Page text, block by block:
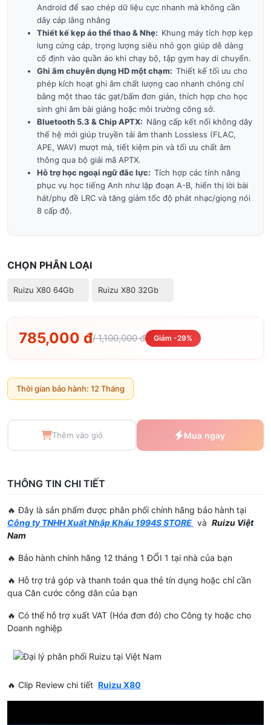
Android để sao chép dữ liệu cực nhanh mà không cần
dây cáp lằng nhằng
Thiết kế kẹp áo thể thao & Nhẹ: Khung máy tích hợp kẹp
lưng cứng cáp, trọng lượng siêu nhỏ gọn giúp dễ dàng
cố định vào quần áo khi chạy bộ, tập gym hay di chuyển.
Ghi âm chuyên dụng HD một chạm: Thiết kế tối ưu cho
phép kích hoạt ghi âm chất lượng cao nhanh chóng chỉ
bằng một thao tác gạt/bấm đơn giản, thích hợp cho học
sinh ghi âm bài giảng hoặc môi trường công sở.
Bluetooth 5.3 & Chip APTX: Nâng cấp kết nối không dây
thế hệ mới giúp truyền tải âm thanh Lossless (FLAC,
APE, WAV) mượt mà, tiết kiệm pin và tối ưu chất âm
thông qua bộ giải mã APTX.
Hỗ trợ học ngoại ngữ đắc lực: Tích hợp các tính năng
phục vụ học tiếng Anh như lặp đoạn A-B, hiển thị lời bài
hát/phụ đề LRC và tăng giảm tốc độ phát nhạc/giọng nói
8 cấp độ.
CHỌN PHÂN LOẠI
Ruizu X80 64Gb Ruizu X80 32Gb
785,000 đ/ 1,100,000 đ Giảm -29%
Thời gian bảo hành: 12 Tháng
Thêm vào giỏ Mua ngay
THÔNG TIN CHI TIẾT
🔥 Đây là sản phẩm được phân phối chính hãng bảo hành tại
Công ty TNHH Xuất Nhập Khẩu 1994S STORE và Ruizu Việt
Nam
🔥 Bảo hành chính hãng 12 tháng 1 ĐỔI 1 tại nhà của bạn
🔥 Hỗ trợ trả góp và thanh toán qua thẻ tín dụng hoặc chỉ cần
qua Căn cước công dân của bạn
🔥 Có thể hỗ trợ xuất VAT (Hóa đơn đỏ) cho Công ty hoặc cho
Doanh nghiệp
🔥 Clip Review chi tiết Ruizu X80